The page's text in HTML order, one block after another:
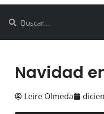
Navidad
Leire Olmeda